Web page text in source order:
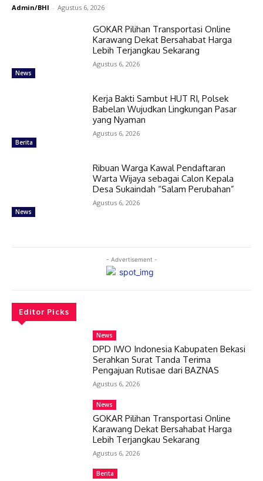
Admin/BHI - Agustus 6, 2026
News
GOKAR Pilihan Transportasi Online
Karawang Dekat Bersahabat Harga
Lebih Terjangkau Sekarang
Agustus 6, 2026
Berita
Kerja Bakti Sambut HUT RI, Polsek
Babelan Wujudkan Lingkungan Pasar
yang Nyaman
Agustus 6, 2026
News
Ribuan Warga Kawal Pendaftaran
Warta Wijaya sebagai Calon Kepala
Desa Sukaindah “Salam Perubahan”
Agustus 6, 2026
- Advertisement -
Editor Picks
News
DPD IWO Indonesia Kabupaten Bekasi
Serahkan Surat Tanda Terima
Pengajuan Rutisae dari BAZNAS
Agustus 6, 2026
News
GOKAR Pilihan Transportasi Online
Karawang Dekat Bersahabat Harga
Lebih Terjangkau Sekarang
Agustus 6, 2026
Berita